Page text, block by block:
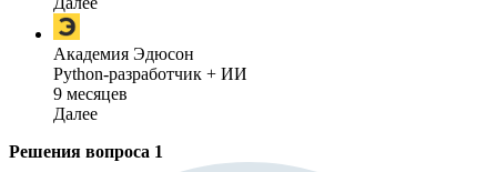
Академия Эдюсон
Python-разработчик + ИИ
9 месяцев
Далее
Решения вопроса 1